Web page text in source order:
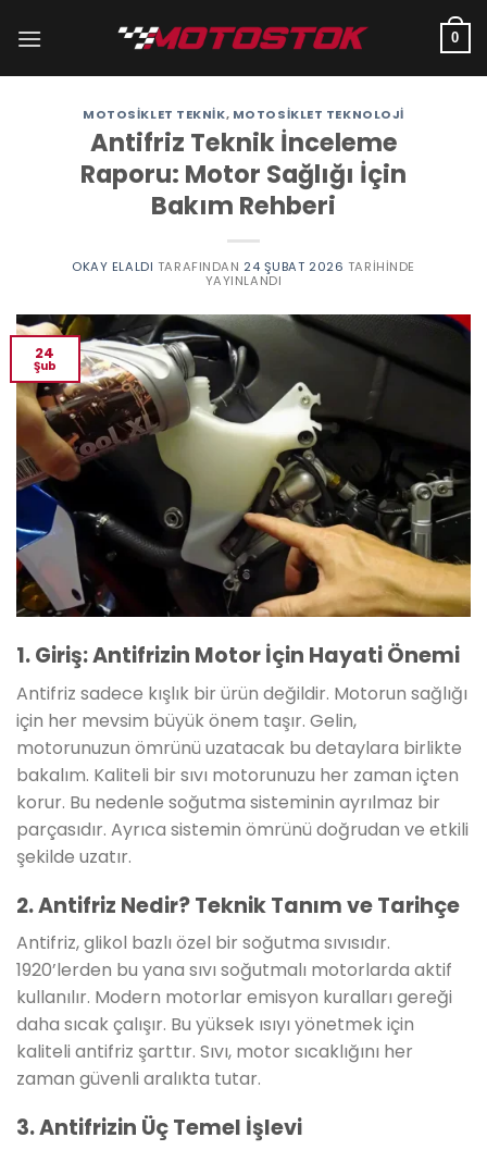
atla
0
MOTOSIKLET TEKNIK, MOTOSIKLET TEKNOLOJI
Antifriz Teknik İnceleme
Raporu: Motor Sağlığı İçin
Bakım Rehberi
OKAY ELALDI TARAFINDAN 24 ŞUBAT 2026 TARIHINDE
YAYINLANDI
24
Şub
1. Giriş: Antifrizin Motor İçin Hayati Önemi
Antifriz sadece kışlık bir ürün değildir. Motorun sağlığı
için her mevsim büyük önem taşır. Gelin,
motorunuzun ömrünü uzatacak bu detaylara birlikte
bakalım. Kaliteli bir sıvı motorunuzu her zaman içten
korur. Bu nedenle soğutma sisteminin ayrılmaz bir
parçasıdır. Ayrıca sistemin ömrünü doğrudan ve etkili
şekilde uzatır.
2. Antifriz Nedir? Teknik Tanım ve Tarihçe
Antifriz, glikol bazlı özel bir soğutma sıvısıdır.
1920’lerden bu yana sıvı soğutmalı motorlarda aktif
kullanılır. Modern motorlar emisyon kuralları gereği
daha sıcak çalışır. Bu yüksek ısıyı yönetmek için
kaliteli antifriz şarttır. Sıvı, motor sıcaklığını her
zaman güvenli aralıkta tutar.
3. Antifrizin Üç Temel İşlevi